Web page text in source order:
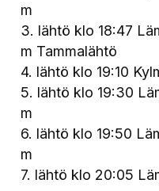
m
3. lähtö klo 18:47
m Tammalähtö
4. lähtö klo 19:10
5. lähtö klo 19:30
m
6. lähtö klo 19:50
m
7. lähtö klo 20:05